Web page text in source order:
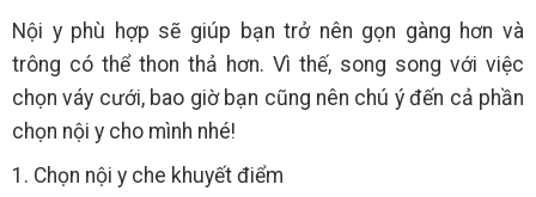
Nội y phù hợp sẽ giúp bạn trở nên gọn gàng hơn và
trông có thể thon thả hơn. Vì thế, song song với việc
chọn váy cưới, bao giờ bạn cũng nên chú ý đến cả phần
chọn nội y cho mình nhé!
1. Chọn nội y che khuyết điểm